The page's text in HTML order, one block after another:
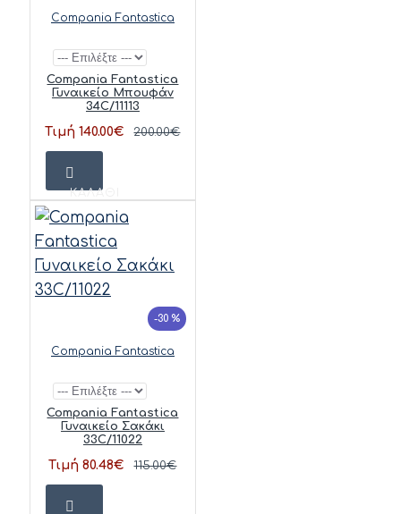
Compania Fantastica
Compania Fantastica
Γυναικείο Μπουφάν
34C/11113
Τιμή 140.00€ 200.00€
ΚΑΛΆΘΙ
-30 %
Compania Fantastica
Compania Fantastica
Γυναικείο Σακάκι
33C/11022
Τιμή 80.48€ 115.00€